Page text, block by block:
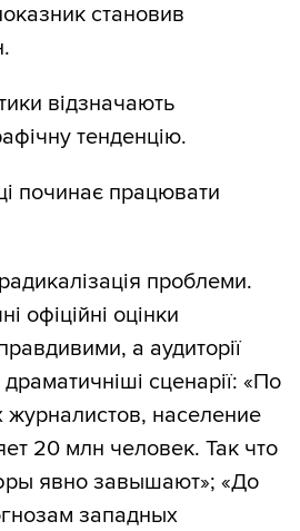
становив
відзначають
тенденцію.
починає працювати
проблеми.
офіційні оцінки
а аудиторії
сценарії: «По
население
20 млн человек. Так что
явно завышают»; «До
западных